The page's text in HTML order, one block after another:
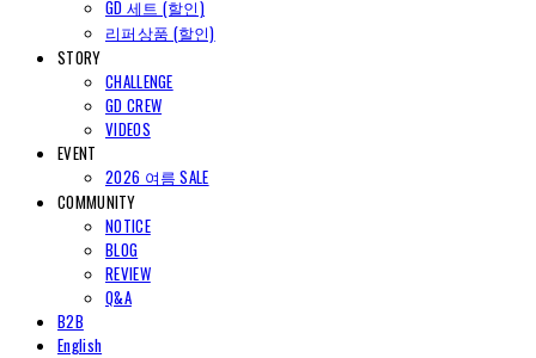
GD 세트 (할인)
리퍼상품 (할인)
STORY
CHALLENGE
GD CREW
VIDEOS
EVENT
2026 여름 SALE
COMMUNITY
NOTICE
BLOG
REVIEW
Q&A
B2B
English